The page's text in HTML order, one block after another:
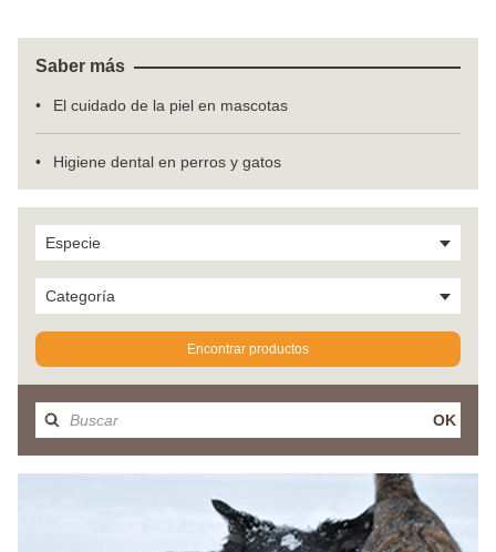
Saber más
El cuidado de la piel en mascotas
Higiene dental en perros y gatos
Especie
Categoría
Encontrar productos
OK